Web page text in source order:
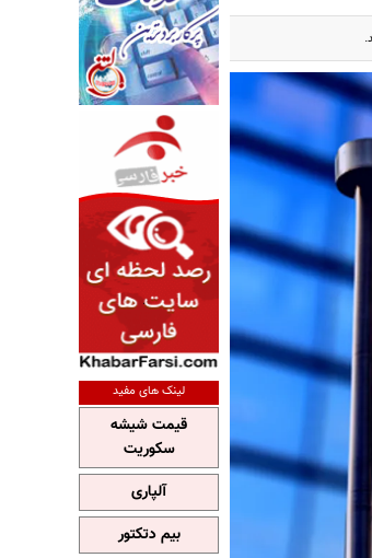
لینک های مفید
قیمت شیشه
سکوریت
آلپاری
بیم دتکتور